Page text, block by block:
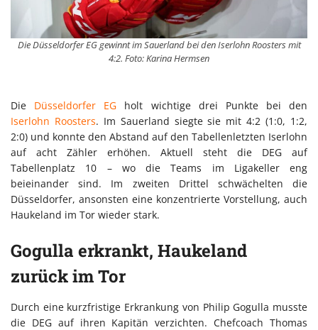
Die Düsseldorfer EG gewinnt im Sauerland bei den Iserlohn Roosters mit
4:2. Foto: Karina Hermsen
Die Düsseldorfer EG holt wichtige drei Punkte bei den
Iserlohn Roosters. Im Sauerland siegte sie mit 4:2 (1:0, 1:2,
2:0) und konnte den Abstand auf den Tabellenletzten Iserlohn
auf acht Zähler erhöhen. Aktuell steht die DEG auf
Tabellenplatz 10 – wo die Teams im Ligakeller eng
beieinander sind. Im zweiten Drittel schwächelten die
Düsseldorfer, ansonsten eine konzentrierte Vorstellung, auch
Haukeland im Tor wieder stark.
Gogulla erkrankt, Haukeland
zurück im Tor
Durch eine kurzfristige Erkrankung von Philip Gogulla musste
die DEG auf ihren Kapitän verzichten. Chefcoach Thomas